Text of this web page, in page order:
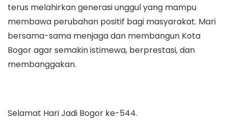
terus melahirkan generasi unggul yang mampu
membawa perubahan positif bagi masyarakat. Mari
bersama-sama menjaga dan membangun Kota
Bogor agar semakin istimewa, berprestasi, dan
membanggakan.
Selamat Hari Jadi Bogor ke-544.